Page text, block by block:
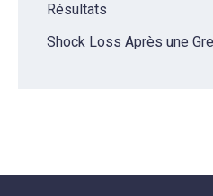
Résultats
Shock Loss Après une